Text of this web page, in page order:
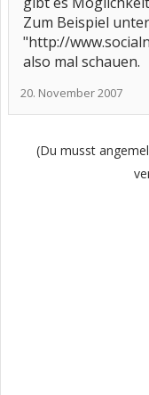
Zum Beispiel unter
"http://
also mal schauen.
20. November 2007
(Du musst